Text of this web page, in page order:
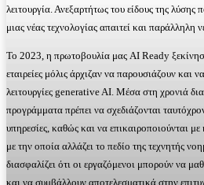
λειτουργία. Ανεξαρτήτως του είδους της
μιας νέας τεχνολογίας απαιτεί και παράλληλη
Το 2023, η πρωτοβουλία μας AI Ready
εταιρείες μόλις άρχιζαν να παρουσιάζουν και
λειτουργίες generative AI. Μέσα στη χρονιά
προγράμματα πρέπει να σχεδιάζονται
υπηρεσίες, καθώς και να επικαιροποιούνται
με την οποία αλλάζει το πεδίο της τεχνητής
διασφαλίζει ότι οι εργαζόμενοι μπορούν να
και να συμβάλλουν αποτελεσματικά στην